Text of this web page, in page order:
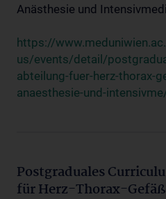
Anästhesie und
https://
us/events/detail/
abteilung-fuer-herz-thorax-
anaesthesie-und-
Postgraduales
für Herz-Thorax-